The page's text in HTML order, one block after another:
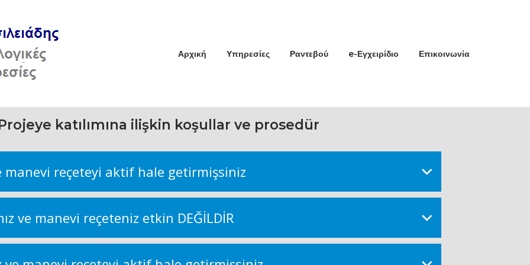
Αρχική Υπηρεσίες Ραντεβού e-Εγχειρίδιο Επικοινωνία
katılımına ilişkin koşullar ve prosedür
manevi reçeteyi aktif hale getirmişsiniz
ve manevi reçeteniz etkin DEĞİLDİR